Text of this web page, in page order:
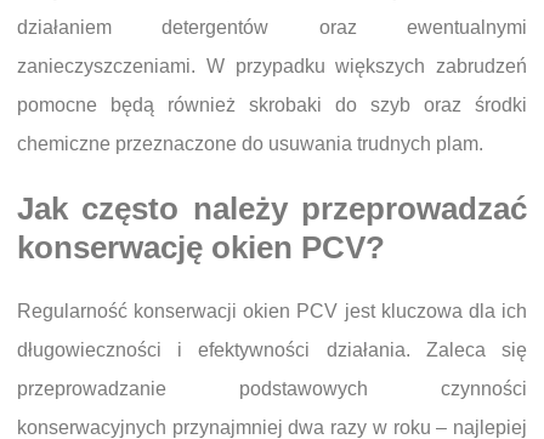
działaniem detergentów oraz ewentualnymi
zanieczyszczeniami. W przypadku większych zabrudzeń
pomocne będą również skrobaki do szyb oraz środki
chemiczne przeznaczone do usuwania trudnych plam.
Jak często należy przeprowadzać
konserwację okien PCV?
Regularność konserwacji okien PCV jest kluczowa dla ich
długowieczności i efektywności działania. Zaleca się
przeprowadzanie podstawowych czynności
konserwacyjnych przynajmniej dwa razy w roku – najlepiej